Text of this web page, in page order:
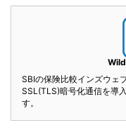
SBIの保険比較インズウェ
SSL(TLS)暗号化通信を導
す。